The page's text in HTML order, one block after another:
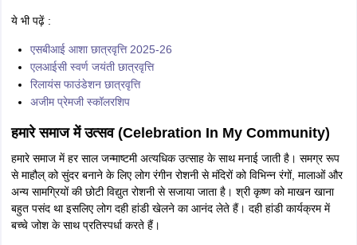
ये भी पढ़ें :
एसबीआई आशा छात्रवृत्ति 2025-26
एलआईसी स्वर्ण जयंती छात्रवृत्ति
रिलायंस फाउंडेशन छात्रवृत्ति
अजीम प्रेमजी स्कॉलरशिप
हमारे समाज में उत्सव (Celebration In My Community)
हमारे समाज में हर साल जन्माष्टमी अत्यधिक उत्साह के साथ मनाई जाती है। समग्र रूप
से माहौल् को सुंदर बनाने के लिए लोग रंगीन रोशनी से मंदिरों को विभिन्न रंगों, मालाओं और
अन्य सामग्रियों की छोटी विद्युत रोशनी से सजाया जाता है। श्री कृष्ण को माखन खाना
बहुत पसंद था इसलिए लोग दही हांडी खेलने का आनंद लेते हैं। दही हांडी कार्यक्रम में
बच्चे जोश के साथ प्रतिस्पर्धा करते हैं।